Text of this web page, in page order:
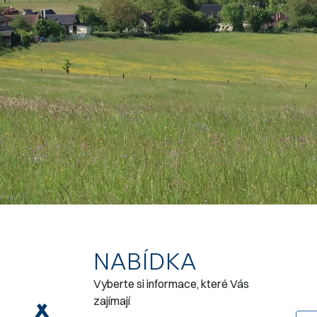
NABÍDKA
Vyberte si informace, které Vás
zajímají